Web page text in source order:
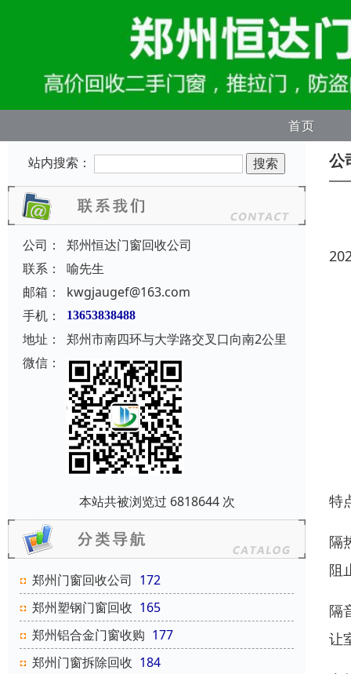
首页
站内搜索：
公司：
郑州恒达门窗回收公司
联系：
喻先生
邮箱：
kwgjaugef@163.com
手机：
13653838488
地址：
郑州市南四环与大学路交叉口向南2公里
微信：
本站共被浏览过 6818644 次
郑州门窗回收公司 172
郑州塑钢门窗回收 165
郑州铝合金门窗收购 177
郑州门窗拆除回收 184
公
特
隔
阻
隔
让